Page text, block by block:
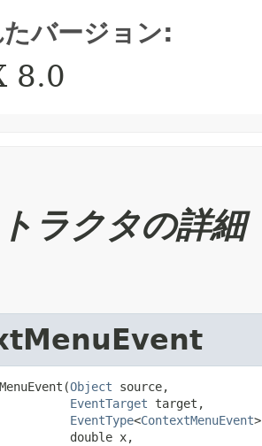
バージョン:
8.0
ラクタの詳細
Object source,
EventTarget target,
EventType<ContextMenuEvent
double x,